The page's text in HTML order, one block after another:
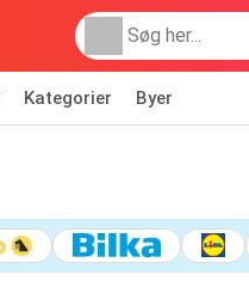
Kategorier Byer